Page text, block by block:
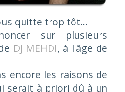
quitte trop tôt...
sur plusieurs
DJ MEHDI, à l'âge de
encore les raisons de
serait à priori dû à un